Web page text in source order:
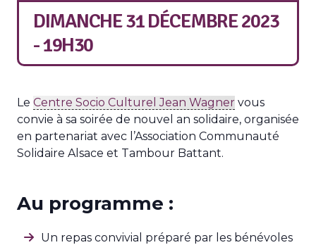
DIMANCHE 31 DÉCEMBRE 2023
- 19H30
Le Centre Socio Culturel Jean Wagner vous
convie à sa soirée de nouvel an solidaire, organisée
en partenariat avec l’Association Communauté
Solidaire Alsace et Tambour Battant.
Au programme :
Un repas convivial préparé par les bénévoles